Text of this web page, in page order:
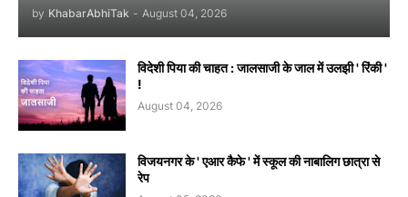
by KhabarAbhiTak - August 04, 2026
विदेशी पिया की चाहत : जालसाजी के जाल में उलझी ' रिंकी '
!
August 04, 2026
विजयनगर के ' एआर कैफे ' में स्कूल की नाबालिग छात्रा से
रेप